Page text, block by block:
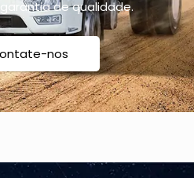
garantia de qualidade.
nos